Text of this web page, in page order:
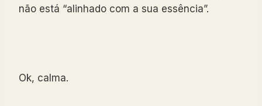
não está “alinhado com a sua essência”.
Ok, calma.